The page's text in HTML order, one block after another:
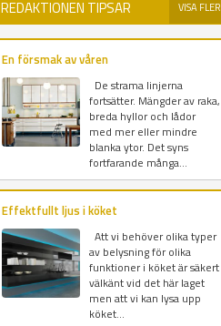
REDAKTIONEN TIPSAR VISA FLER
En försmak av våren
De strama linjerna
fortsätter. Mängder av raka,
breda hyllor och lådor
med mer eller mindre
blanka ytor. Det syns
fortfarande många...
Effektfullt ljus i köket
Att vi behöver olika typer
av belysning för olika
funktioner i köket är säkert
välkänt vid det här laget
men att vi kan lysa upp
köket...